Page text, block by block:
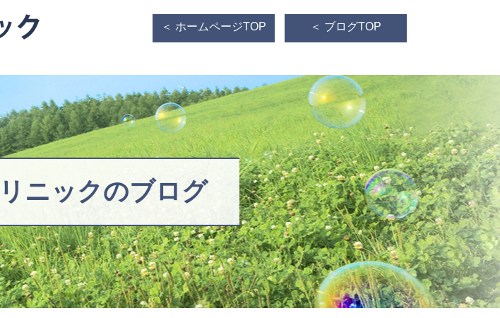
＜ ホームページTOP ＜ ブログTOP
ニックのブログ